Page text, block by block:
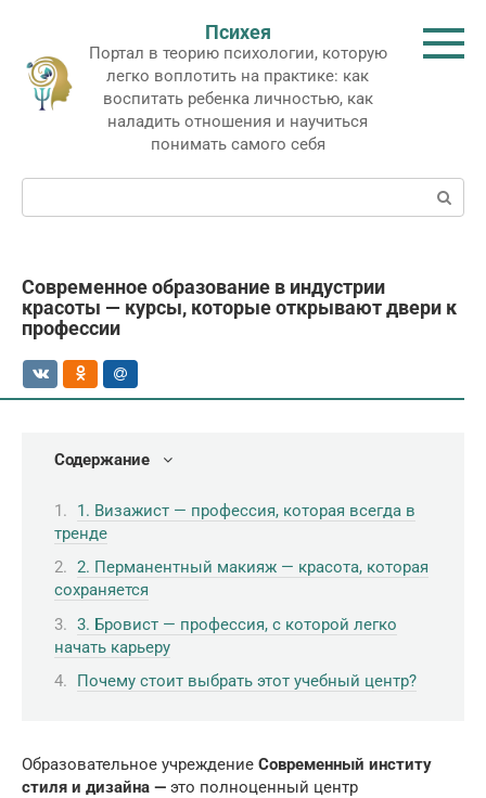
контенту
Психея
Портал в теорию психологии, которую
легко воплотить на практике: как
воспитать ребенка личностью, как
наладить отношения и научиться
понимать самого себя
Поиск:
Современное образование в индустрии
красоты — курсы, которые открывают двери к
профессии
Содержание
1. Визажист — профессия, которая всегда в
тренде
2. Перманентный макияж — красота, которая
сохраняется
3. Бровист — профессия, с которой легко
начать карьеру
Почему стоит выбрать этот учебный центр?
Образовательное учреждение Современный институ
стиля и дизайна — это полноценный центр